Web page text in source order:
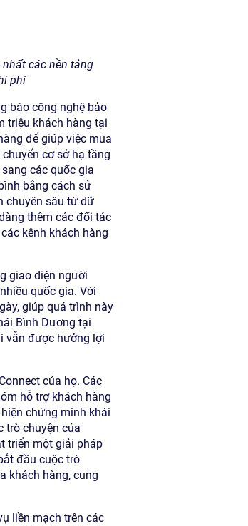
các nền tảng
phí
báo công nghệ bảo
triệu khách hàng tại
để giúp việc mua
cơ sở hạ tầng
các quốc gia
bằng cách sử
chuyên sâu từ dữ
thêm các đối tác
kênh khách hàng
giao diện người
quốc gia. Với
giúp quá trình này
Bình Dương tại
vẫn được hưởng lợi
của họ. Các
hỗ trợ khách hàng
chứng minh khái
trò chuyện của
triển một giải pháp
đầu cuộc trò
khách hàng, cung
liền mạch trên các